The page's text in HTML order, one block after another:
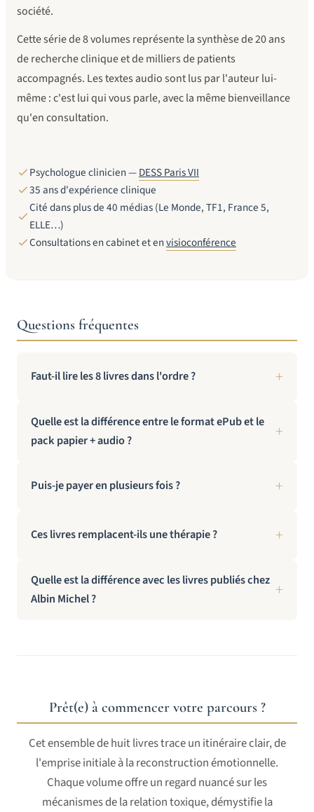
société.
Cette série de 8 volumes représente la synthèse de 20 ans
de recherche clinique et de milliers de patients
accompagnés. Les textes audio sont lus par l'auteur lui-
même : c'est lui qui vous parle, avec la même bienveillance
qu'en consultation.
Psychologue clinicien —DESS Paris VII
35 ans d'expérience clinique
Cité dans plus de 40 médias (Le Monde, TF1, France 5,
ELLE…)
Consultations en cabinet et envisioconférence
Questions fréquentes
Faut-il lire les 8 livres dans l'ordre ?
Quelle est la différence entre le format ePub et le
pack papier + audio ?
Puis-je payer en plusieurs fois ?
Ces livres remplacent-ils une thérapie ?
Quelle est la différence avec les livres publiés chez
Albin Michel ?
Prêt(e) à commencer votre parcours ?
Cet ensemble de huit livres trace un itinéraire clair, de
l'emprise initiale à la reconstruction émotionnelle.
Chaque volume offre un regard nuancé sur les
mécanismes de la relation toxique, démystifie la